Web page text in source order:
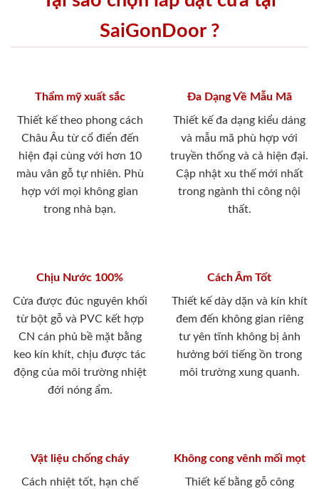
SaiGonDoor ?
Thẩm mỹ xuất sắc
Thiết kế theo phong cách
Châu Âu từ cổ điển đến
hiện đại cùng với hơn 10
màu vân gỗ tự nhiên. Phù
hợp với mọi không gian
trong nhà bạn.
Đa Dạng Về Mẫu Mã
Thiết kế đa dạng kiểu dáng
và mẫu mã phù hợp với
truyền thống và cả hiện đại.
Cập nhật xu thế mới nhất
trong ngành thi công nội
thất.
Chịu Nước 100%
Cửa được đúc nguyên khối
từ bột gỗ và PVC kết hợp
CN cán phủ bề mặt bằng
keo kín khít, chịu được tác
động của môi trường nhiệt
đới nóng ẩm.
Cách Âm Tốt
Thiết kế dày dặn và kín khít
đem đến không gian riêng
tư yên tĩnh không bị ảnh
hưởng bới tiếng ồn trong
môi trường xung quanh.
Vật liệu chống cháy
Cách nhiệt tốt, hạn chế
Không cong vênh mối mọt
Thiết kế bằng gỗ công